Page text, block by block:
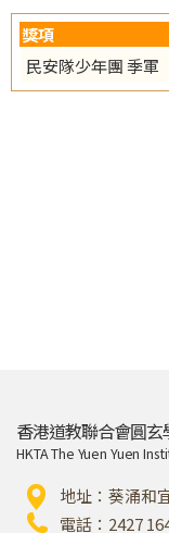
獎項
民安隊少年團 季軍
香港道教聯合會圓
HKTA The Yuen Yuen
地址：葵涌和
電話：2427